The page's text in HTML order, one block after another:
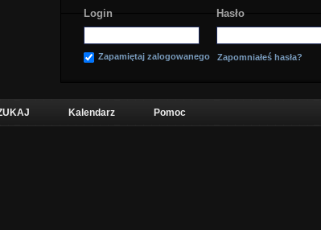
Login Hasło
Zapamiętaj zalogowanego Zapomniałeś hasła?
Kalendarz Pomoc